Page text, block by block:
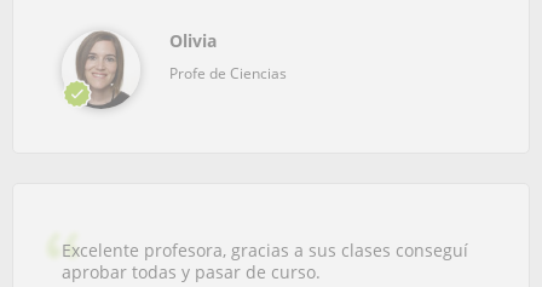
Olivia
Profe de Ciencias
Excelente profesora, gracias a sus clases conseguí
aprobar todas y pasar de curso.